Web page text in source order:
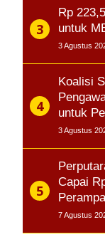
Rp
untuk
3 Agustus
Koalisi
untuk
3 Agustus
Capai
7 Agustus